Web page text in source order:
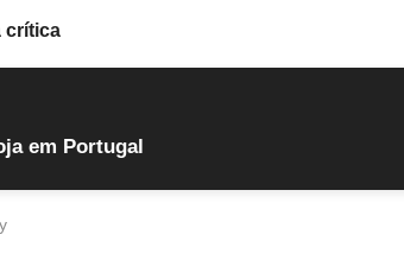
em Portugal
crítica